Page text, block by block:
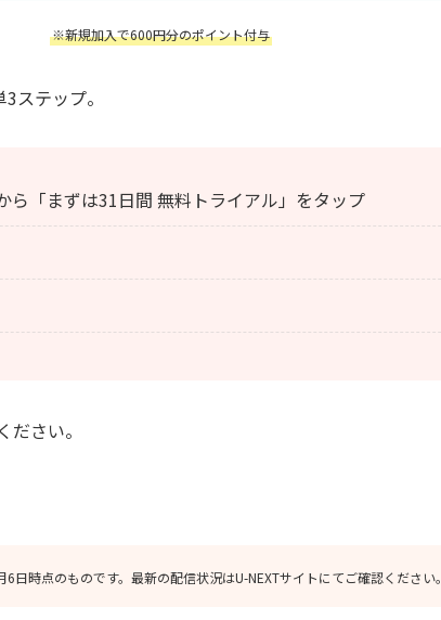
※新規加入で600円分のポイント付与
ステップ。
ら「まずは31日間 無料トライアル」をタップ
さい。
時点のものです。最新の配信状況はU-NEXTサイトにてご確認ください。